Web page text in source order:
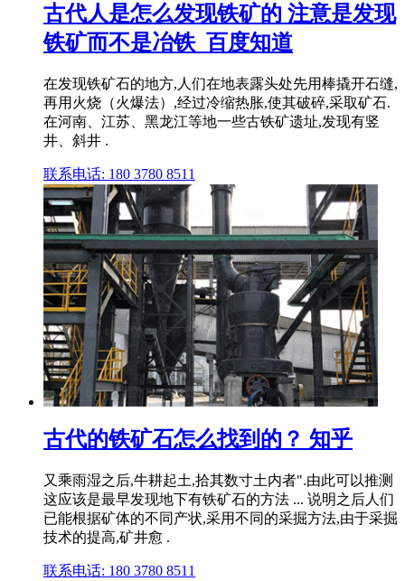
古代人是怎么发现铁矿的 注意是发现
铁矿而不是冶铁_百度知道
在发现铁矿石的地方,人们在地表露头处先用棒撬开石缝,
再用火烧（火爆法）,经过冷缩热胀,使其破碎,采取矿石.
在河南、江苏、黑龙江等地一些古铁矿遗址,发现有竖
井、斜井 .
联系电话: 180 3780 8511
古代的铁矿石怎么找到的？ 知乎
又乘雨湿之后,牛耕起土,拾其数寸土内者".由此可以推测
这应该是最早发现地下有铁矿石的方法 ... 说明之后人们
已能根据矿体的不同产状,采用不同的采掘方法,由于采掘
技术的提高,矿井愈 .
联系电话: 180 3780 8511